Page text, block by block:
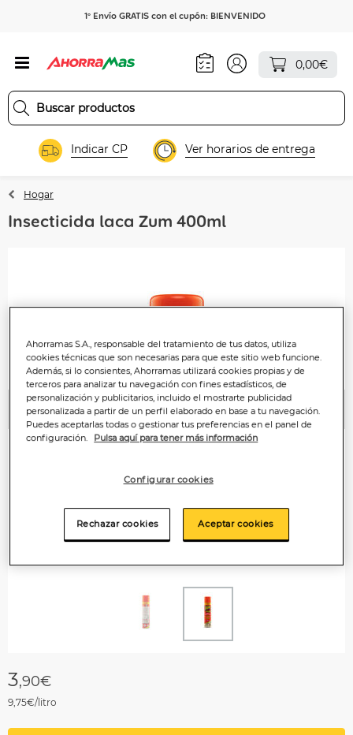
1º Envío GRATIS con el cupón: BIENVENIDO
0,00€
Indicar CP Ver horarios de entrega
Hogar
Insecticida laca Zum 400ml
Anterior
3,90€
9,75€/litro
Ahorramas S.A., responsable del tratamiento de tus datos, utiliza
cookies técnicas que son necesarias para que este sitio web funcione.
Además, si lo consientes, Ahorramas utilizará cookies propias y de
terceros para analizar tu navegación con fines estadísticos, de
personalización y publicitarios, incluido el mostrarte publicidad
personalizada a partir de un perfil elaborado en base a tu navegación.
Puedes aceptarlas todas o gestionar tus preferencias en el panel de
configuración.
Pulsa aquí para tener más información
Configurar cookies
Rechazar cookies Aceptar cookies